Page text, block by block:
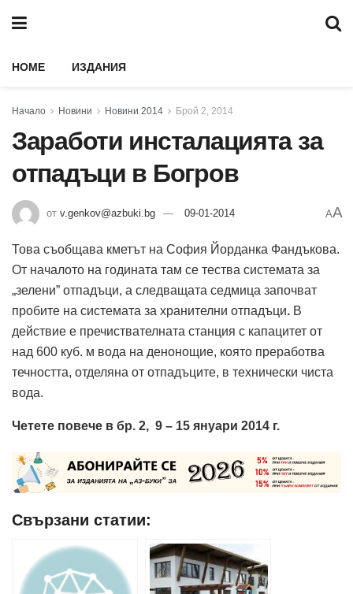
HOME ИЗДАНИЯ
Начало Новини Новини 2014 Брой 2, 2014
Заработи инсталацията за
отпадъци в Богров
от v.genkov@azbuki.bg 09-01-2014 AA
Това съобщава кметът на София Йорданка Фандъкова.
От началото на годината там се тества системата за
„зелени” отпадъци, а следващата седмица започват
пробите на системата за хранителни отпадъци. В
действие е пречиствателната станция с капацитет от
над 600 куб. м вода на денонощие, която преработва
течността, отделяна от отпадъците, в технически чиста
вода.
Четете повече в бр. 2, 9 – 15 януари 2014 г.
Свързани статии: